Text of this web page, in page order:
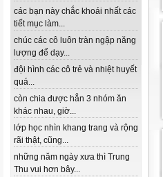
các bạn này chắc khoái nhất các
tiết mục làm...
chúc các cô luôn tràn ngập năng
lượng để dạy...
đội hình các cô trẻ và nhiệt huyết
quá...
còn chia được hẳn 3 nhóm ăn
khác nhau, giờ...
lớp học nhìn khang trang và rộng
rãi thật, cũng...
những năm ngày xưa thì Trung
Thu vui hơn bây...